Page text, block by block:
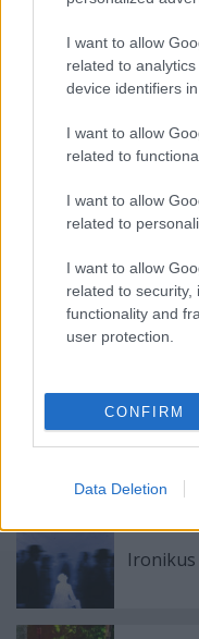
I want to allow
related to
device identifiers in
I want to allow
related to
I want to allow
related to
I want to allow
related to security,
functionality and
user protection.
CONFIRM
Data Deletion
Ajánlott
Önfej
Dugótánc
Ironikus